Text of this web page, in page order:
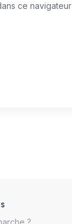
ce navigateur
?